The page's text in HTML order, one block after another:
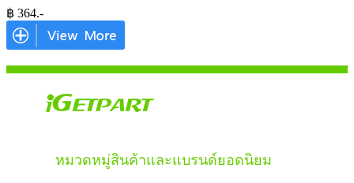
฿ 364.-
หมวดหมู่สินค้าและแบรนด์ยอดนิยม